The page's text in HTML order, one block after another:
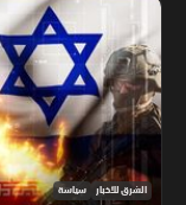
الشرق للأخبار سياسة